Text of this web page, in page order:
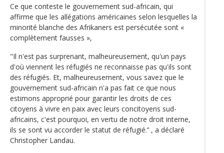
Ce que conteste le gouvernement sud-africain, qui
affirme que les allégations américaines selon lesquelles la
minorité blanche des Afrikaners est persécutée sont «
complètement fausses »,
"Il n'est pas surprenant, malheureusement, qu'un pays
d'où viennent les réfugiés ne reconnaisse pas qu'ils sont
des réfugiés. Et, malheureusement, vous savez que le
gouvernement sud-africain n'a pas fait ce que nous
estimons approprié pour garantir les droits de ces
citoyens à vivre en paix avec leurs concitoyens sud-
africains, c'est pourquoi, en vertu de notre droit interne,
ils se sont vu accorder le statut de réfugié.’’ , a déclaré
Christopher Landau.